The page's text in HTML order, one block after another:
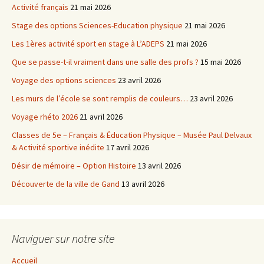
Activité français 21 mai 2026
Stage des options Sciences-Education physique 21 mai 2026
Les 1ères activité sport en stage à L’ADEPS 21 mai 2026
Que se passe-t-il vraiment dans une salle des profs ? 15 mai 2026
Voyage des options sciences 23 avril 2026
Les murs de l’école se sont remplis de couleurs… 23 avril 2026
Voyage rhéto 2026 21 avril 2026
Classes de 5e – Français & Éducation Physique – Musée Paul Delvaux
& Activité sportive inédite 17 avril 2026
Désir de mémoire – Option Histoire 13 avril 2026
Découverte de la ville de Gand 13 avril 2026
Naviguer sur notre site
Accueil